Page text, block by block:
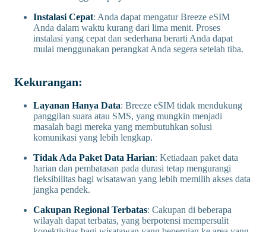
Instalasi Cepat: Anda dapat mengatur Breeze eSIM
Anda dalam waktu kurang dari lima menit. Proses
instalasi yang cepat dan sederhana berarti Anda dapat
mulai menggunakan perangkat Anda segera setelah tiba.
Kekurangan:
Layanan Hanya Data: Breeze eSIM tidak mendukung
panggilan suara atau SMS, yang mungkin menjadi
masalah bagi mereka yang membutuhkan solusi
komunikasi yang lebih lengkap.
Tidak Ada Paket Data Harian: Ketiadaan paket data
harian dan pembatasan pada durasi tetap mengurangi
fleksibilitas bagi wisatawan yang lebih memilih akses data
jangka pendek.
Cakupan Regional Terbatas: Cakupan di beberapa
wilayah dapat terbatas, yang berpotensi mempersulit